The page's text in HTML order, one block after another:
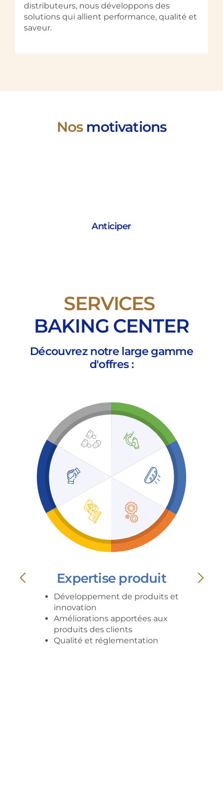
distributeurs, nous développons des
solutions qui allient performance, qualité et
saveur.
Nosmotivations
Anticiper
SERVICES
BAKING CENTER
Découvrez notre large gamme
d'offres :
Expertise produit
Développement de produits et
innovation
Améliorations apportées aux
produits des clients
Qualité et réglementation